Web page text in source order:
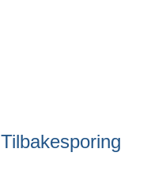
Tilbakesporing